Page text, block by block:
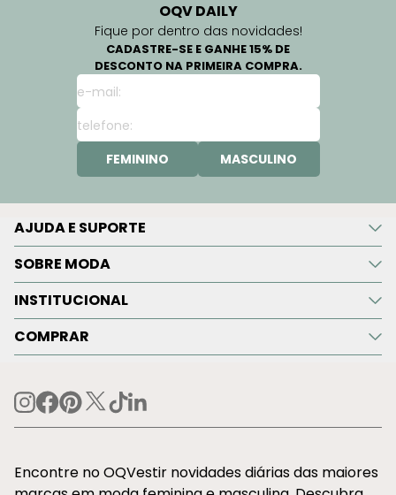
OQV DAILY
Fique por dentro das novidades!
CADASTRE-SE E GANHE 15% DE
DESCONTO NA PRIMEIRA COMPRA.
FEMININO MASCULINO
AJUDA E SUPORTE
SOBRE MODA
INSTITUCIONAL
COMPRAR
Encontre no OQVestir novidades diárias das maiores